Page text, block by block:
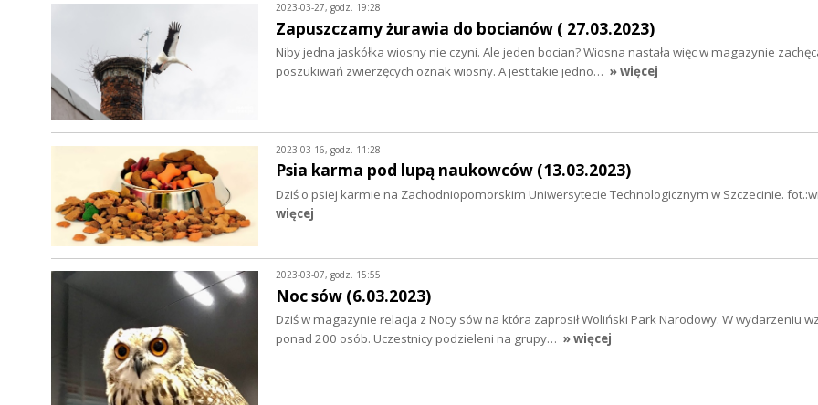
2023-03-27, godz. 19:28
Zapuszczamy żurawia do bocianów ( 27.03.2023)
Niby jedna jaskółka wiosny nie czyni. Ale jeden bocian? Wiosna nastała więc w magazynie
poszukiwań zwierzęcych oznak wiosny. A jest takie jedno… » więcej
2023-03-16, godz. 11:28
Psia karma pod lupą naukowców (13.03.2023)
Dziś o psiej karmie na Zachodniopomorskim Uniwersytecie Technologicznym w Szczecinie.
więcej
2023-03-07, godz. 15:55
Noc sów (6.03.2023)
Dziś w magazynie relacja z Nocy sów na która zaprosił Woliński Park Narodowy. W wydarzeniu
ponad 200 osób. Uczestnicy podzieleni na grupy… » więcej